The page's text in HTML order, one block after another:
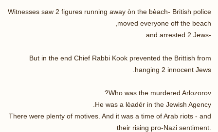
Witnesses saw 2 figures running away òn the bèach- British police
moved everyone off the beach,
and arrested 2 Jews-
But in the end Chief Rabbi Kook prevented the Brittish from
hanging 2 innocent Jews.
Who was the murdered Arlozorov?
He was a lèadér in the Jewish Agency.
There were plenty of motives. And it was a time of Arab riots - and
their rising pro-Nazi sentiment.